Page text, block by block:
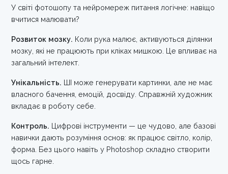
У світі фотошопу та нейромереж питання логічне: навіщо
вчитися малювати?
Розвиток мозку. Коли рука малює, активуються ділянки
мозку, які не працюють при кліках мишкою. Це впливає на
загальний інтелект.
Унікальність. ШІ може генерувати картинки, але не має
власного бачення, емоцій, досвіду. Справжній художник
вкладає в роботу себе.
Контроль. Цифрові інструменти — це чудово, але базові
навички дають розуміння основ: як працює світло, колір,
форма. Без цього навіть у Photoshop складно створити
щось гарне.